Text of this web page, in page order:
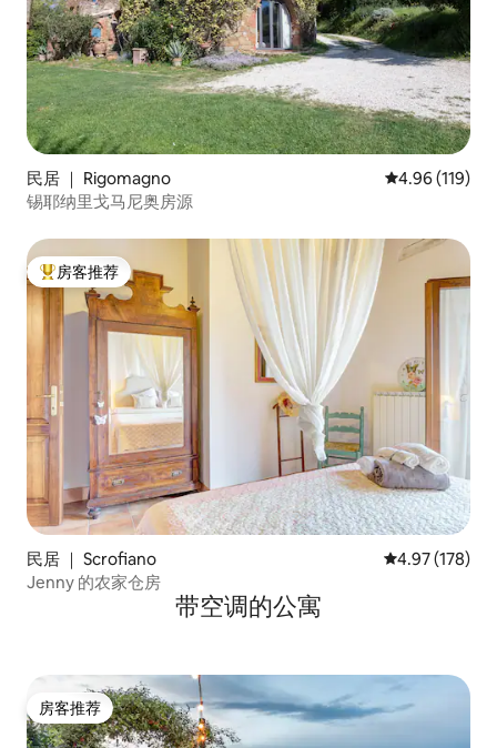
民居 ｜ Rigomagno 平均评分 4.96
4.96 (119)
锡耶纳里戈马尼奥房源
热门「房客推荐」
房客推荐
民居 ｜ Scrofiano 平均评分 4.97
4.97 (178)
Jenny 的农家仓房
带空调的公寓
房客推荐
房客推荐